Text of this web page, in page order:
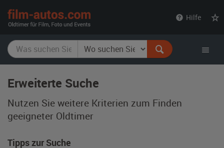
Hilfe
Erweiterte Suche
Nutzen Sie weitere Kriterien zum Finden
geeigneter Oldtimer
Tipps zur Suche